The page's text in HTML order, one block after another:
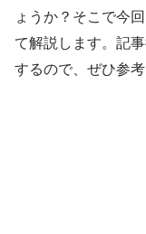
ょうか？そこで今
て解説します。記
するので、ぜひ参